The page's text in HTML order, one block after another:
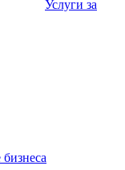
Услуги за